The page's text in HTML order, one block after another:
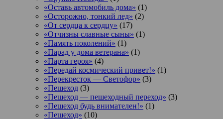
«Оставь автомобиль дома» (1)
«Осторожно, тонкий лед» (2)
«От сердца к сердцу» (17)
«Отчизны славные сыны» (1)
«Память поколений» (1)
«Парад у дома ветерана» (1)
«Парта героя» (4)
«Передай космический привет!» (1)
«Перекресток — Светофор» (3)
«Пешеход (3)
«Пешеход — пешеходный переход» (3)
«Пешеход будь внимателен!» (1)
«Пешеход» (10)